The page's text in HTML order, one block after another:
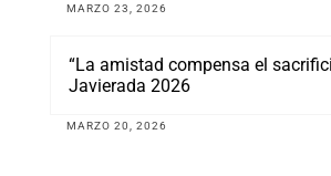
MARZO 23, 2026
“La amistad compensa el
Javierada 2026
MARZO 20, 2026